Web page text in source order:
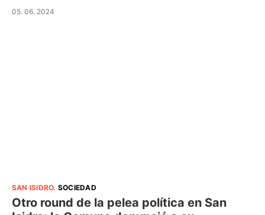
05. 06. 2024
SAN ISIDRO. SOCIEDAD
Otro round de la pelea política en San